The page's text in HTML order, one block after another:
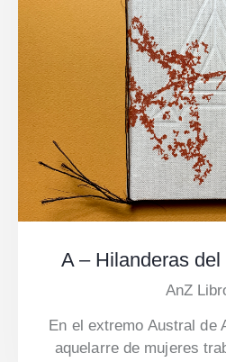
A – Hilanderas
AnZ
En el extremo Austral de
aquelarre de mujeres